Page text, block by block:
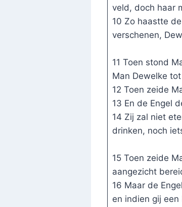
veld, doch haar
10 Zo haastte
verschenen,
11 Toen stond
Man Dewelke
12 Toen zeide
13 En de Engel
14 Zij zal niet
drinken, noch
15 Toen zeide
aangezicht
16 Maar de
en indien gij